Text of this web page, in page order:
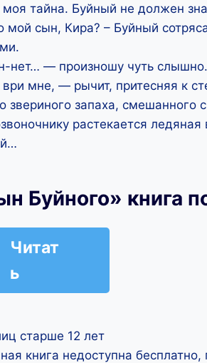
моя тайна. Буйный не должен
мой сын, Кира? – Буйный
нет… — произношу чуть слышно.
мне, — рычит, притесняя к
звериного запаха,
растекается
Буйного» книга
Читат
ь
старше 12 лет
книга недоступна